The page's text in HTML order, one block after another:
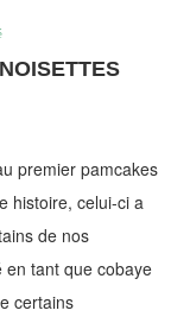
premier pamcakes
histoire, celui-ci a
de nos
en tant que cobaye
certains